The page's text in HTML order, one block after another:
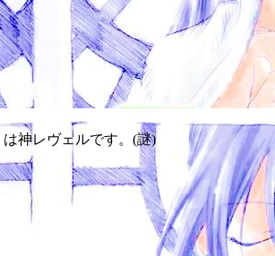
は神レヴェルです。(謎)